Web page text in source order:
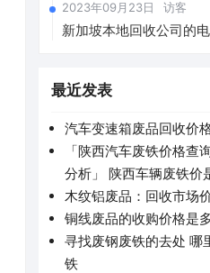
2023年09月23日 访客
新加坡本地回收公司的
最近发表
汽车变速箱废品回收价
「陕西汽车废铁价格查
分析」 陕西车辆废铁价
木纹铝废品：回收市场
铜线废品的收购价格是
寻找废钢废铁的去处 哪
铁